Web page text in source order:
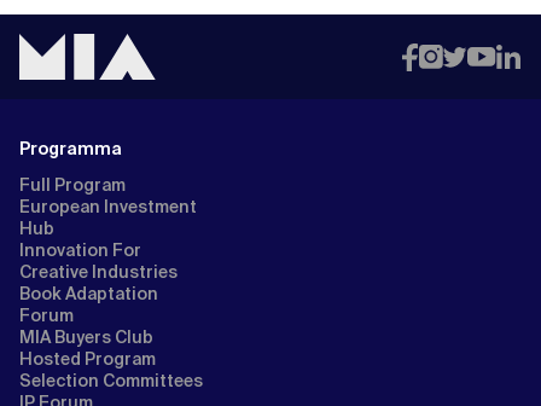
Programma
Full Program
European Investment
Hub
Innovation For
Creative Industries
Book Adaptation
Forum
MIA Buyers Club
Hosted Program
Selection Committees